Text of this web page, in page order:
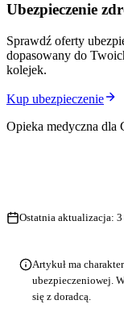
Ubezpieczenie
Sprawdź oferty
dopasowany do
kolejek.
Kup ubezpieczenie
Opieka medyczna dla
Ostatnia aktualizacja:
Artykuł ma
ubezpieczeniowej.
się z doradcą.